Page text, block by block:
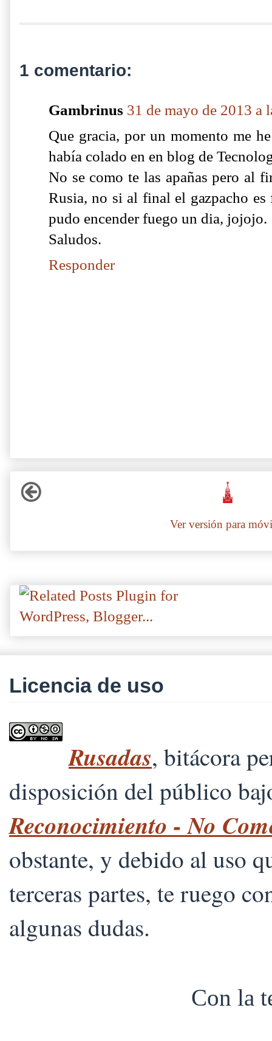
1 comentario:
Gambrinus 31 de mayo de 2013 a
Que gracia, por un momento me
había colado en en blog de
No se como te las apañas pero al
Rusia, no si al final el gazpacho
pudo encender fuego un dia, jojojo.
Saludos.
Responder
Ver versión para
Licencia de uso
Rusadas, bitácora
disposición del público
Reconocimiento - No
obstante, y debido al uso
terceras partes, te ruego
algunas dudas.
Con la